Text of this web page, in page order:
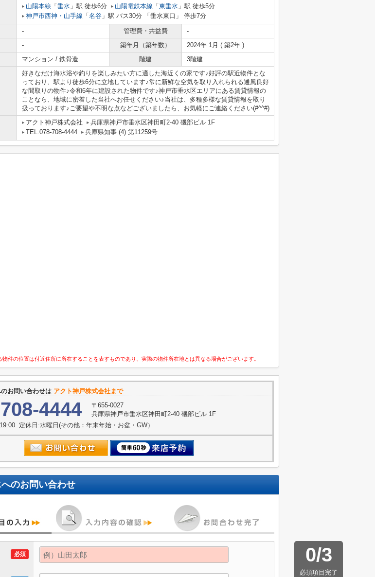
山陽本線 「 垂水 」駅 徒歩6分 山陽電鉄本線 「 東垂水 」駅 徒歩5分
神戸市西神・山手線 「 名谷 」駅 バス30分 「垂水東口」 停歩7分
- 管理費・共益費
-
- 築年月（築年数）
2024年 1月 ( 築2年 )
マンション / 鉄骨造 階建 3階建
好きなだけ海水浴や釣りを楽しみたい方に適した海近くの家です♪好評の駅近物件とな
っており、駅より徒歩6分に立地しています♪常に新鮮な空気を取り入れられる通風良好
な間取りの物件♪令和6年に建設された物件です♪神戸市垂水区エリアにある賃貸情報の
ことなら、地域に密着した当社へお任せください♪当社は、多種多様な賃貸情報を取り
扱っております♪ご要望や不明な点などございましたら、お気軽にご連絡ください(#^^#)
アクト神戸株式会社
兵庫県神戸市垂水区神田町2-40 磯部ビル 1F
TEL:078-708-4444
兵庫県知事 (4) 第11259号
件の位置は付近住所に所在することを表すものであり、実際の物件所在地とは異なる場合がございます。
お問い合わせは アクト神戸株式会社まで
4444
〒655-0027
兵庫県神戸市垂水区神田町2-40 磯部ビル 1F
定休日:水曜日(その他：年末年始・お盆・GW）
へのお問い合わせ
0/3
必須項目完了
必須